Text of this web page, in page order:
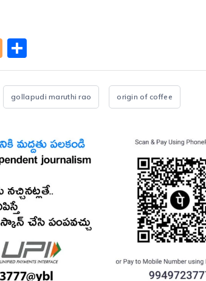
Blogger
gollapudi maruthi rao origin of coffee